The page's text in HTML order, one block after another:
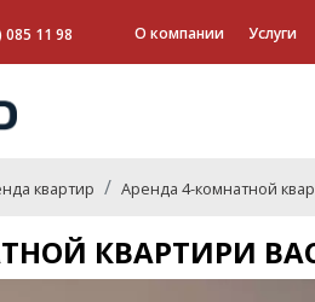
085 11 98 О компании Услуги
квартир Аренда 4-комнатной
КВАРТИРИ